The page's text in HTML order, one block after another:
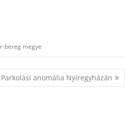
bereg megye
Parkolási anomália Nyíregyházán